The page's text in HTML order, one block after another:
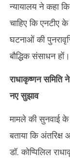
न्यायालय ने कहा
चाहिए कि एनटीए
घटनाओं की
बौद्धिक संसाधन हों।
राधाकृष्णन समिति
नए सुझाव
मामले की सुनवाई के
बताया कि अंतरिक्ष
डॉ. कोप्पिलिल